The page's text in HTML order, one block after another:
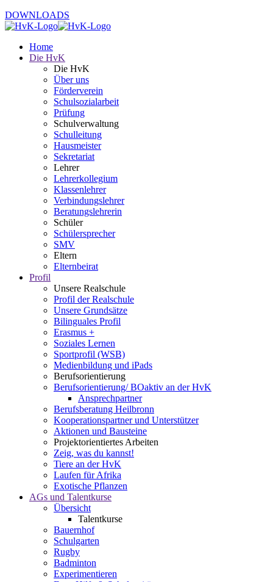
DOWNLOADS
Home
Die HvK
Die HvK
Über uns
Förderverein
Schulsozialarbeit
Prüfung
Schulverwaltung
Schulleitung
Hausmeister
Sekretariat
Lehrer
Lehrerkollegium
Klassenlehrer
Verbindungslehrer
Beratungslehrerin
Schüler
Schülersprecher
SMV
Eltern
Elternbeirat
Profil
Unsere Realschule
Profil der Realschule
Unsere Grundsätze
Bilinguales Profil
Erasmus +
Soziales Lernen
Sportprofil (WSB)
Medienbildung und iPads
Berufsorientierung
Berufsorientierung/ BOaktiv an der HvK
Ansprechpartner
Berufsberatung Heilbronn
Kooperationspartner und Unterstützer
Aktionen und Bausteine
Projektorientiertes Arbeiten
Zeig, was du kannst!
Tiere an der HvK
Laufen für Afrika
Exotische Pflanzen
AGs und Talentkurse
Übersicht
Talentkurse
Bauernhof
Schulgarten
Rugby
Badminton
Experimentieren